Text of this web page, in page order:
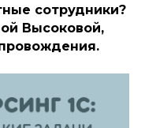
сотрудники?
Высоковой,